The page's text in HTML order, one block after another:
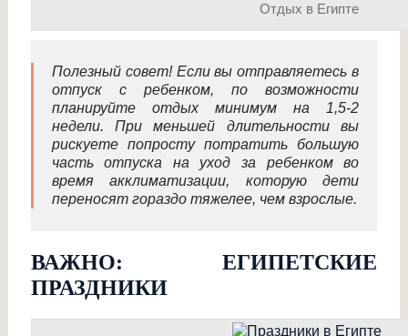
Отдых в Египте
Полезный совет! Если вы отправляетесь в
отпуск с ребенком, по возможности
планируйте отдых минимум на 1,5-2
недели. При меньшей длительности вы
рискуете попросту потратить большую
часть отпуска на уход за ребенком во
время акклиматизации, которую дети
переносят гораздо тяжелее, чем взрослые.
ВАЖНО: ЕГИПЕТСКИЕ
ПРАЗДНИКИ